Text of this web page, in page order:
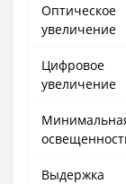
Оптическое
увеличение
Цифровое
увеличение
Выдержка